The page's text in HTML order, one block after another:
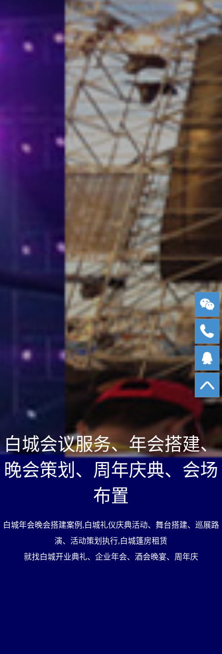
白城会议服务、年会搭建
晚会策划、周年庆典、会
布置
白城年会晚会搭建案例,白城礼仪庆典活动、舞台搭建、巡展
演、活动策划执行,白城篷房租赁
就找白城开业典礼、企业年会、酒会晚宴、周年庆